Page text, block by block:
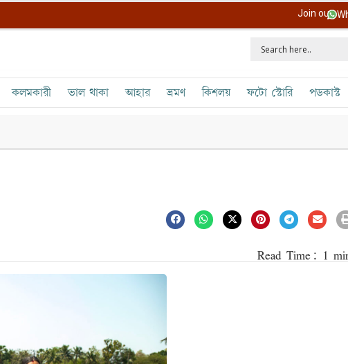
Join our
কলমকারী ভাল থাকা আহার ভ্রমণ কিশলয় ফটো স্টোরি পডকাস্ট